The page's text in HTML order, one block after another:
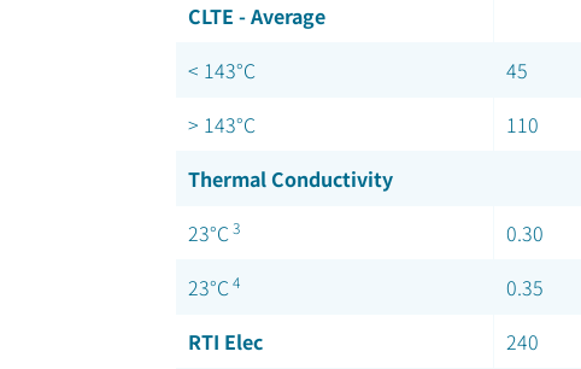
CLTE - Average
< 143°C
45
> 143°C
110
Thermal Conductivity
23°C 3 0.30
23°C 4 0.35
RTI Elec
240